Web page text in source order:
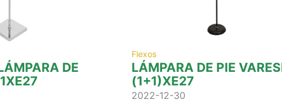
DE
Flexos
LÁMPARA DE PIE
(1+1)XE27
2022-12-30